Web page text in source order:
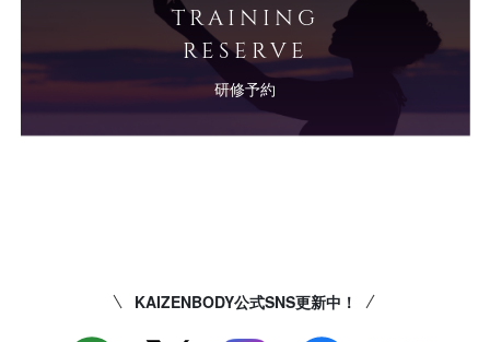
TRAINING
RESERVE
研修予約
KAIZENBODY公式SNS更新中！